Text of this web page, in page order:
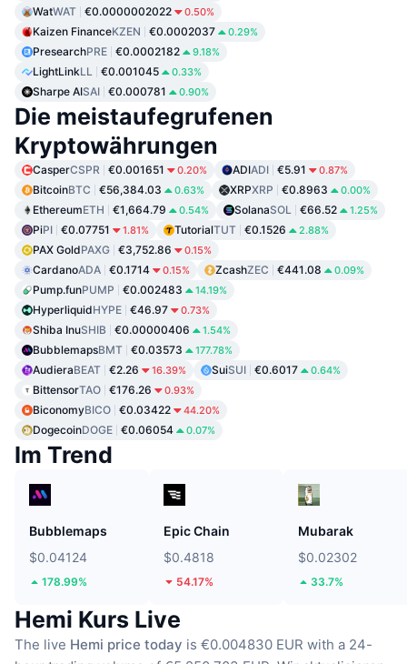
WatWAT €0.0000002022 0.50%
Kaizen FinanceKZEN €0.0002037 0.29%
PresearchPRE €0.0002182 9.18%
LightLinkLL €0.001045 0.33%
Sharpe AISAI €0.000781 0.90%
Die meistaufegrufenen
Kryptowährungen
CasperCSPR €0.001651 0.20% ADIADI €5.91 0.87%
BitcoinBTC €56,384.03 0.63% XRPXRP €0.8963 0.00%
EthereumETH €1,664.79 0.54% SolanaSOL €66.52 1.25%
PiPI €0.07751 1.81% TutorialTUT €0.1526 2.88%
PAX GoldPAXG €3,752.86 0.15%
CardanoADA €0.1714 0.15% ZcashZEC €441.08 0.09%
Pump.funPUMP €0.002483 14.19%
HyperliquidHYPE €46.97 0.73%
Shiba InuSHIB €0.00000406 1.54%
BubblemapsBMT €0.03573 177.78%
AudieraBEAT €2.26 16.39% SuiSUI €0.6017 0.64%
BittensorTAO €176.26 0.93%
BiconomyBICO €0.03422 44.20%
DogecoinDOGE €0.06054 0.07%
Im Trend
Bubblemaps
$0.04124
178.99%
Epic Chain
$0.4818
54.17%
Mubarak
$0.02302
33.7%
Hemi Kurs Live
The live Hemi price today is €0.004830 EUR with a 24-